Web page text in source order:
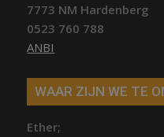
7773 NM Hardenberg
0523 760 788
ANBI
WAAR ZIJN WE TE
Ether;